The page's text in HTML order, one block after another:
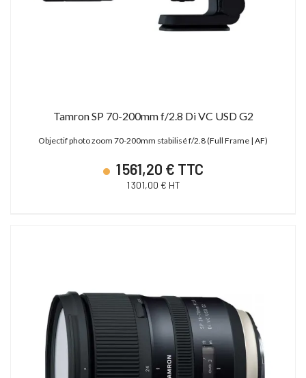
Tamron SP 70-200mm f/2.8 Di VC USD G2
Objectif photo zoom 70-200mm stabilisé f/2.8 (Full Frame | AF)
1 561,20 € TTC
1 301,00 € HT